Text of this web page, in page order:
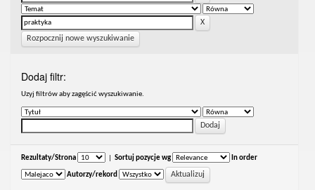
Rozpocznij nowe wyszukiwanie
Dodaj filtr:
Uzyj filtrów aby zagęścić wyszukiwanie.
Rezultaty/Strona Sortuj pozycje wg In order
Autorzy/rekord